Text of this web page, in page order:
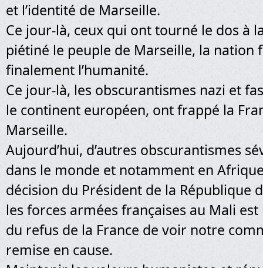
et l’identité de Marseille.
Ce jour-là, ceux qui ont tourné le dos à
piétiné le peuple de Marseille, la nation
finalement l’humanité.
Ce jour-là, les obscurantismes nazi et
le continent européen, ont frappé la
Marseille.
Aujourd’hui, d’autres obscurantismes
dans le monde et notamment en
décision du Président de la République
les forces armées françaises au Mali
du refus de la France de voir notre
remise en cause.